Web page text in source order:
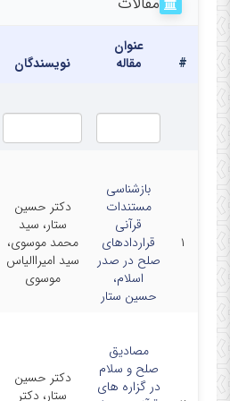
شنبه:(18-16:تاریخ حدیث)(علم رجال :18-20)
#
عنوان
مقاله
نویسندگان
۱
بازشناسی
مستندات
قرآنی
قراردادهای
صلح در صدر
اسلام،
حسین ستار
دکتر حسین
ستار، سید
محمد موسوی،
سید امیراالیاس
موسوی
مصادیق
صلح و سلام
در گزاره های
دکتر حسین
ستار، دکتر